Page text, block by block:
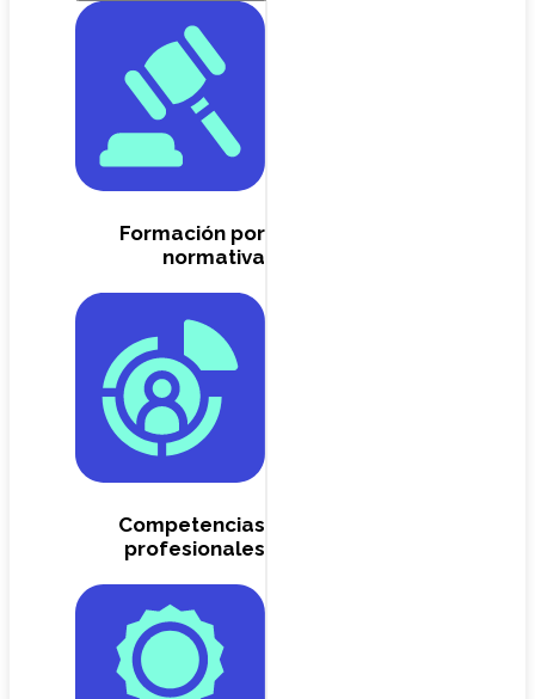
Formación por
normativa
Competencias
profesionales